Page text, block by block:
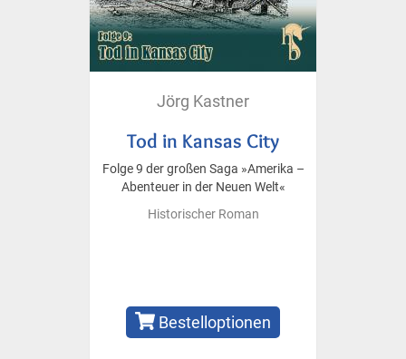
Jörg Kastner
Tod in Kansas City
Folge 9 der großen Saga »Amerika –
Abenteuer in der Neuen Welt«
Historischer Roman
Bestelloptionen